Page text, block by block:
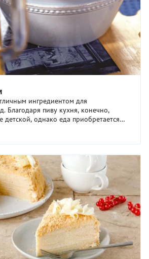
ингредиентом для
Благодаря пиву кухня, конечно,
детской, однако еда приобретается
и основательность ...